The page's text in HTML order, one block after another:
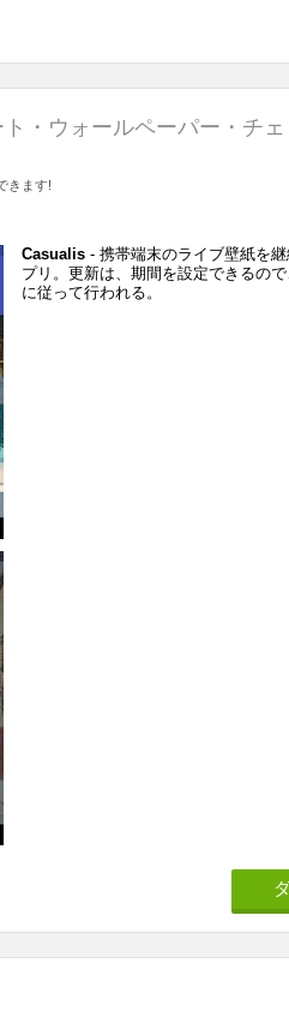
・ウォールペーパー・チェ
きます!
Casualis - 携帯端末のライブ壁紙を
プリ。更新は、期間を設定できるの
に従って行われる。